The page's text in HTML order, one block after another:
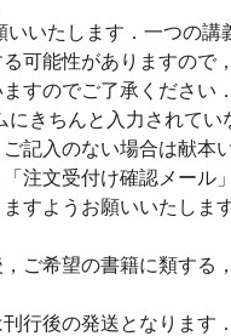
いたします．一つの
可能性がありますので
すのでご了承ください．
にきちんと入力されてい
記入のない場合は献本
注文受付け確認メール
すようお願いいたし
ご希望の書籍に類する
行後の発送となります．